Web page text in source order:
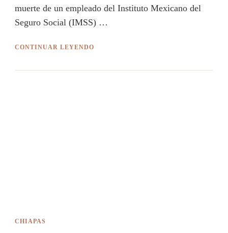
muerte de un empleado del Instituto Mexicano del
Seguro Social (IMSS) …
CONTINUAR LEYENDO
CHIAPAS